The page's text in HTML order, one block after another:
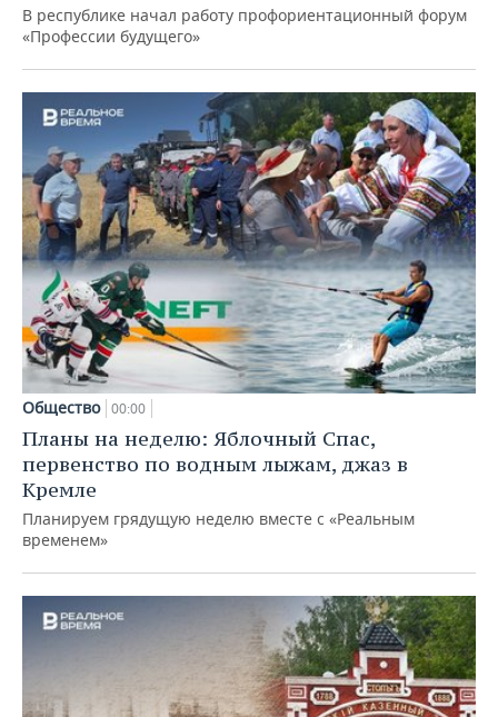
В республике начал работу профориентационный форум
«Профессии будущего»
Общество 00:00
Планы на неделю: Яблочный Спас,
первенство по водным лыжам, джаз в
Кремле
Планируем грядущую неделю вместе с «Реальным
временем»